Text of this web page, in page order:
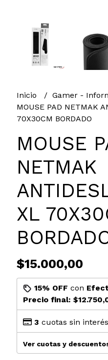
Inicio Gamer -
MOUSE PAD NETMAK
70X30CM BORDADO
MOUSE
NETMAK
XL
$15.000,00
15% OFF con
Precio final:
3 cuotas sin
Ver cuotas y